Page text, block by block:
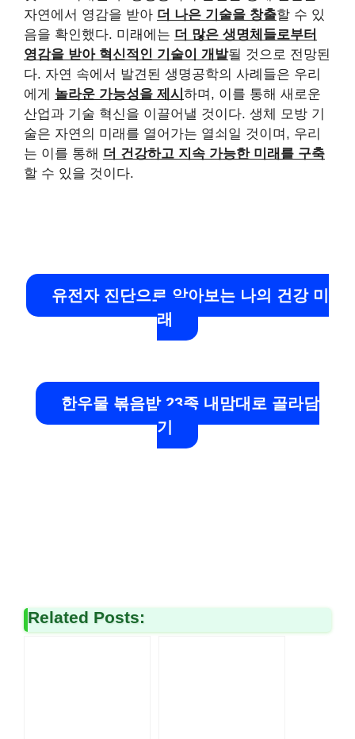
자연에서 영감을 받아 더 나은 기술을 창출할 수 있
음을 확인했다. 미래에는 더 많은 생명체들로부터
영감을 받아 혁신적인 기술이 개발될 것으로 전망된
다. 자연 속에서 발견된 생명공학의 사례들은 우리
에게 놀라운 가능성을 제시 하며, 이를 통해 새로운
산업과 기술 혁신을 이끌어낼 것이다. 생체 모방 기
술은 자연의 미래를 열어가는 열쇠일 것이며, 우리
는 이를 통해 더 건강하고 지속 가능한 미래를 구축
할 수 있을 것이다.
유전자 진단으로 알아보는 나의 건강 미
래
한우물 볶음밥 23종 내맘대로 골라담
기
Related Posts: